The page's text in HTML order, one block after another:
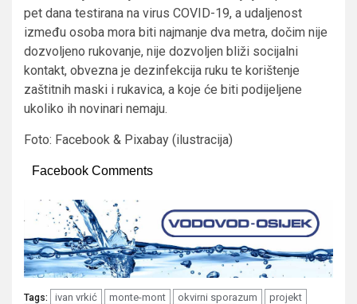
pet dana testirana na virus COVID-19, a udaljenost
između osoba mora biti najmanje dva metra, dočim nije
dozvoljeno rukovanje, nije dozvoljen bliži socijalni
kontakt, obvezna je dezinfekcija ruku te korištenje
zaštitnih maski i rukavica, a koje će biti podijeljene
ukoliko ih novinari nemaju.
Foto: Facebook & Pixabay (ilustracija)
Facebook Comments
Tags: ivan vrkić monte-mont okvirni sporazum
projekt